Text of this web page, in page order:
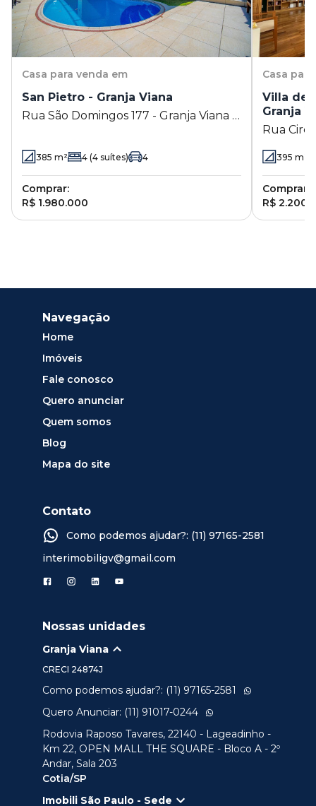
Casa para venda em
San Pietro - Granja Viana
Rua São Domingos 177 - Granja Viana -
385 m² 4 (4 suítes) 4
Comprar:
R$ 1.980.000
Casa
Villa de
Granja
Rua
SP
395 m²
Comprar:
R$
Navegação
Home
Imóveis
Fale conosco
Quero anunciar
Quem somos
Blog
Mapa do site
Contato
Como podemos ajudar?: (11) 97165-2581
interimobiligv@gmail.com
Nossas unidades
Granja Viana
CRECI 24874J
Como podemos ajudar?: (11) 97165-2581
Quero Anunciar: (11) 91017-0244
Rodovia Raposo Tavares, 22140 - Lageadinho -
Km 22, OPEN MALL THE SQUARE - Bloco A - 2º
Andar, Sala 203
Cotia/SP
Imobili São Paulo - Sede